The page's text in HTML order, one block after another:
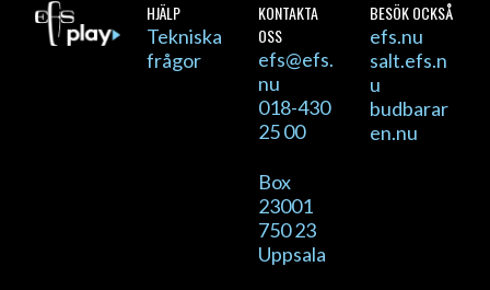
HJÄLP
Tekniska
frågor
KONTAKTA
OSS
efs@efs.
nu
018-430
25 00
Box
23001
750 23
Uppsala
BESÖK OCKSÅ
efs.nu
salt.efs.n
u
budbarar
en.nu